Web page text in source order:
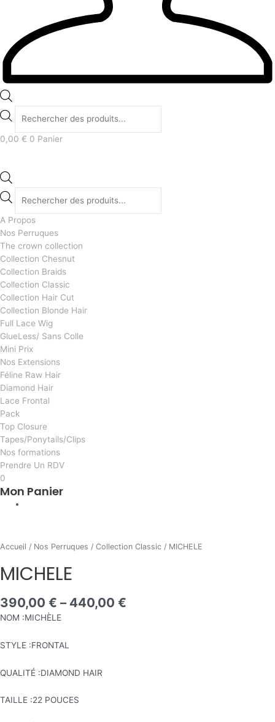
0,00 € 0 Panier
A Propos
Nos Perruques
The crown collection
Collection Chesnut
Collection Braids
Collection Classic
Collection Hair Cut
Collection Blonde Hair
Full Lace Wig
GlueLess/ Sans Colle
Mini Prix
Nos Extensions
Féline Raw Hair
Diamond Hair
Lace Frontal
Pack
Top Closure
Tapes/Ponytails/Clips
Nos formations
Prendre Un RDV
0
Mon Panier
Accueil / Nos Perruques / Collection Classic / MICHELE
MICHELE
390,00 € – 440,00 €
NOM :MICHÈLE
STYLE :FRONTAL
QUALITÉ :DIAMOND HAIR
TAILLE :22 POUCES
de